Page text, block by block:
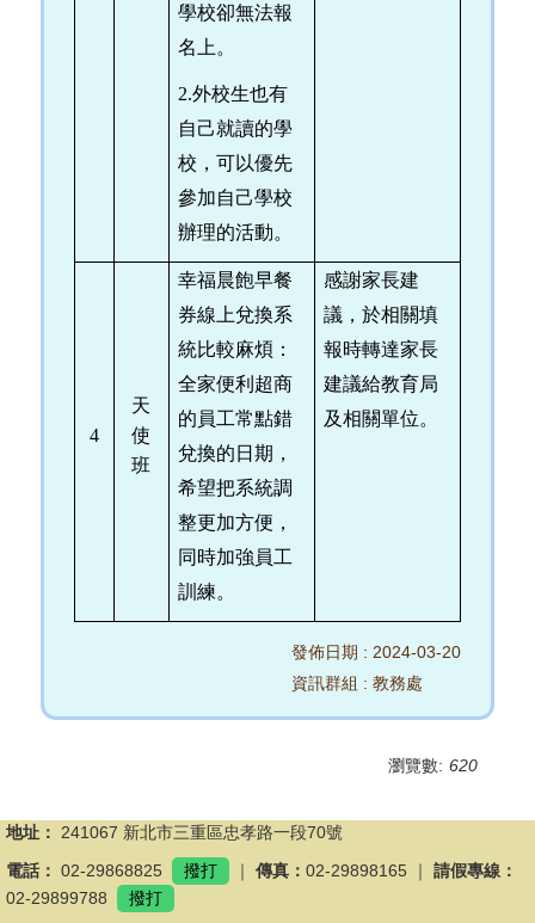
發佈日期 : 2024-03-20
資訊群組 :教務處
學校卻無法報
名上。
2.外校生也有
自己就讀的學
校，可以優先
參加自己學校
辦理的活動。
4
天
使
班
幸福晨飽早餐
券線上兌換系
統比較麻煩：
全家便利超商
的員工常點錯
兌換的日期，
希望把系統調
整更加方便，
同時加強員工
訓練。
感謝家長建
議，於相關填
報時轉達家長
建議給教育局
及相關單位。
瀏覽數: 620
地址：
241067 新北市三重區忠孝路一段70號
電話： 02-29868825 撥打 ｜傳真：02-29898165 ｜請假專線：
02-29899788
撥打